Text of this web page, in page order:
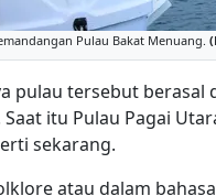
Pulau Bakat Menuang.
pulau tersebut berasal
itu Pulau Pagai
sekarang.
atau dalam